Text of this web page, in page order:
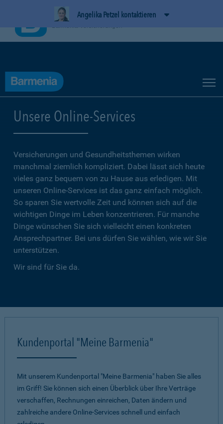
Angelika Petzel kontaktieren
Unsere Online-Services
Versicherungen und Gesundheitsthemen wirken
manchmal ziemlich kompliziert. Dabei lässt sich heute
vieles ganz bequem von zu Hause aus erledigen. Mit
unseren Online-Services ist das ganz einfach möglich.
So sparen Sie wertvolle Zeit und können sich auf die
wichtigen Dinge im Leben konzentrieren. Für manche
Dinge wünschen Sie sich vielleicht einen konkreten
Ansprechpartner. Bei uns dürfen Sie wählen, wie wir Sie
unterstützen.
Wir sind für Sie da.
Kundenportal "Meine Barmenia"
Mit unserem Kundenportal "Meine Barmenia" haben Sie alles
im Griff! Sie können sich einen Überblick über Ihre Verträge
verschaffen, Rechnungen einreichen, Daten ändern und
zahlreiche andere Online-Services schnell und einfach
BarmeniaApp